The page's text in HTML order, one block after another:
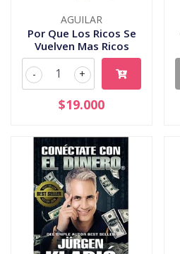
AGUILAR
Por Que Los Ricos Se
Vuelven Mas Ricos
+
-
$19.000